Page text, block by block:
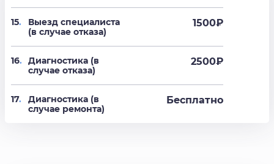
15.
Выезд специалиста
(в случае отказа)
1500₽
16.
Диагностика (в
случае отказа)
2500₽
17.
Диагностика (в
случае ремонта)
Бесплатно